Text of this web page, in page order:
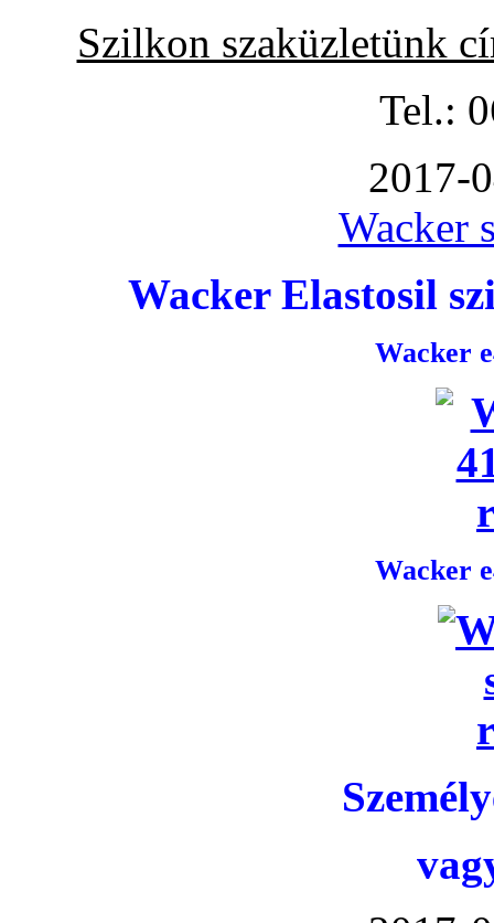
Szilkon szaküzletünk
Tel.:
2017-
Wacker
Wacker Elastosil
Wacker
Wacker